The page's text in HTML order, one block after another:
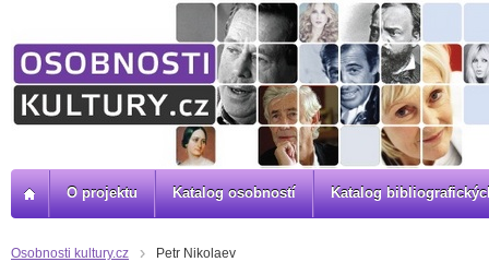
Osobnosti kultury.cz Petr Nikolaev
O projektu Katalog osobností Katalog